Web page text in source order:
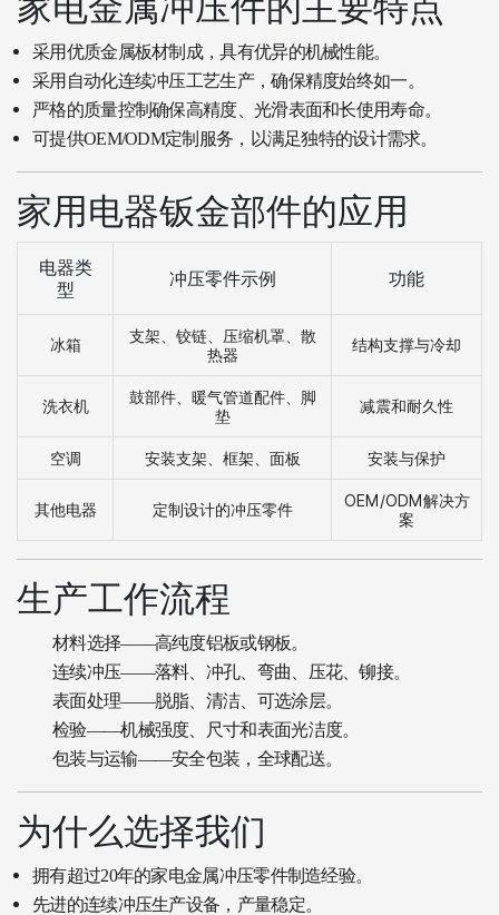
采用优质金属板材制成，具有优异的机械性能。
采用自动化连续冲压工艺生产，确保精度始终如一。
严格的质量控制确保高精度、光滑表面和长使用寿命。
可提供OEM/ODM定制服务，以满足独特的设计需求。
家用电器钣金部件的应用
电器类
型
冲压零件示例 功能
冰箱
支架、铰链、压缩机罩、散
热器
结构支撑与冷却
洗衣机
鼓部件、暖气管道配件、脚
垫
减震和耐久性
空调 安装支架、框架、面板 安装与保护
其他电器 定制设计的冲压零件
OEM/ODM解决方
案
生产工作流程
材料选择——高纯度铝板或钢板。
连续冲压——落料、冲孔、弯曲、压花、铆接。
表面处理——脱脂、清洁、可选涂层。
检验——机械强度、尺寸和表面光洁度。
包装与运输——安全包装，全球配送。
为什么选择我们
拥有超过20年的家电金属冲压零件制造经验。
先进的连续冲压生产设备，产量稳定。